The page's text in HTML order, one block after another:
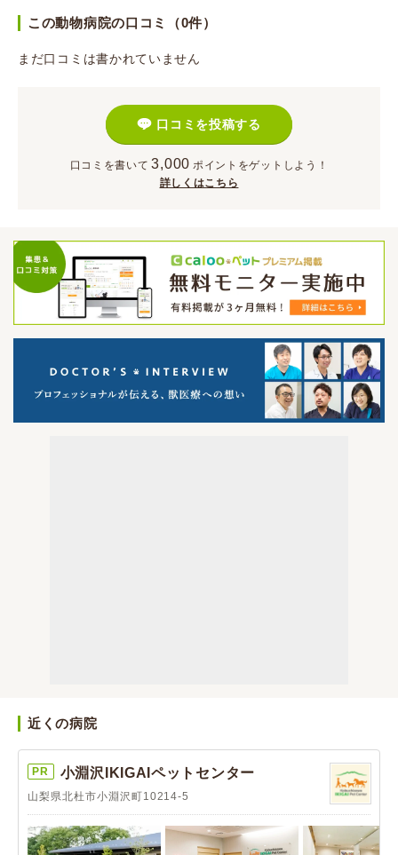
この動物病院の口コミ（0件）
まだ口コミは書かれていません
口コミを投稿する
口コミを書いて 3,000 ポイント をゲットしよう！
詳しくはこちら
近くの病院
PR 小淵沢IKIGAIペットセンター
山梨県北杜市小淵沢町10214-5